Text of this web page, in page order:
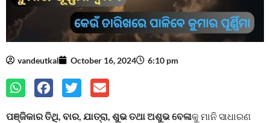
vandeutkal October 16, 2024 6:10 pm
ପଞ୍ଜିକାର ତିଥି, ବାର, ଯାତ୍ରା, ଶୁଭ ତଥା ଅଶୁଭ ବେଳାକୁ ମାନି ସାଧାରଣ